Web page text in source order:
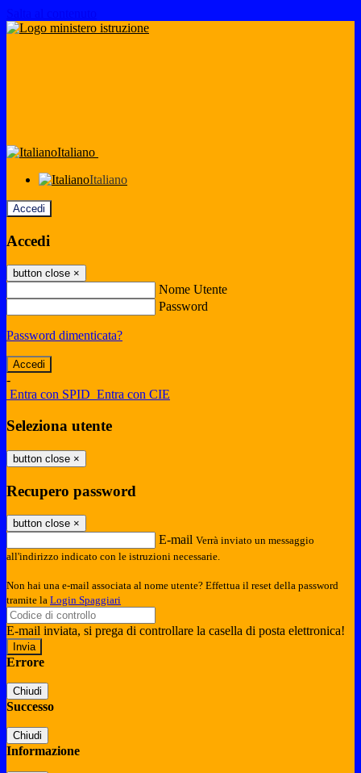
Italiano
Italiano
Accedi
Accedi
button close ×
Nome Utente
Password
Password dimenticata?
-
Entra con SPID Entra con CIE
Seleziona utente
button close ×
Recupero password
button close ×
E-mail Verrà inviato un messaggio
all'indirizzo indicato con le istruzioni necessarie.
Non hai una e-mail associata al nome utente? Effettua il reset della password
tramite la Login Spaggiari
E-mail inviata, si prega di controllare la casella di posta elettronica!
Errore
Chiudi
Successo
Chiudi
Informazione